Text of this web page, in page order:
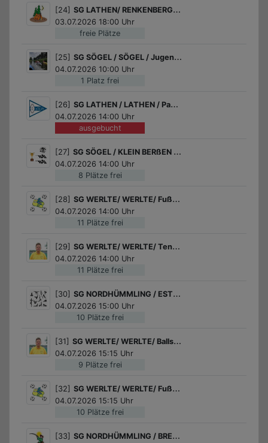
freie Plätze
[24] SG LATHEN/ RENKENBERGE/ Zelten auf dem Sportplatz in Renkenberge
03.07.2026 18:00 Uhr
1 Platz frei
[25] SG SÖGEL / SÖGEL / Jugendpaddeln auf der Hase
04.07.2026 10:00 Uhr
ausgebucht
[26] SG LATHEN / LATHEN / Paddelspaß
04.07.2026 14:00 Uhr
8 Plätze frei
[27] SG SÖGEL / KLEIN BERßEN / Pokalschießen
04.07.2026 14:00 Uhr
11 Plätze frei
[28] SG WERLTE/ WERLTE/ Fußball für Jungs
04.07.2026 14:00 Uhr
11 Plätze frei
[29] SG WERLTE/ WERLTE/ Tennis Schnupperkurs des Tennisvereins Werlte!
04.07.2026 14:00 Uhr
10 Plätze frei
[30] SG NORDHÜMMLING / ESTERWEGEN / Gymnastikball Workout
04.07.2026 15:00 Uhr
9 Plätze frei
[31] SG WERLTE/ WERLTE/ Ballspiele
04.07.2026 15:15 Uhr
10 Plätze frei
[32] SG WERLTE/ WERLTE/ Fußball für Mädchen
04.07.2026 15:15 Uhr
[33] SG NORDHÜMMLING / BREDDENBERG / Ferienpass-Angeln beim Fischteich "Am Ohetal"